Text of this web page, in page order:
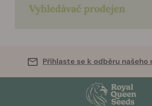
Přihlaste se k odběru našeho